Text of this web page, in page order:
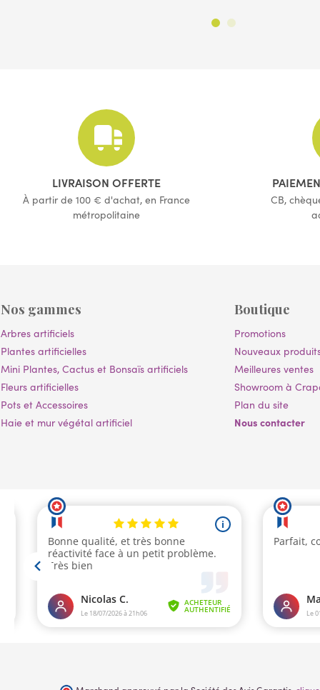
LIVRAISON OFFERTE
À partir de 100 € d'achat, en France
métropolitaine
CB,
Nos gammes
Arbres artificiels
Plantes artificielles
Mini Plantes, Cactus et Bonsaïs artificiels
Fleurs artificielles
Pots et Accessoires
Haie et mur végétal artificiel
Boutique
Promotions
Nouveaux
Meilleures ventes
Showroom à
Plan du site
Nous contacter